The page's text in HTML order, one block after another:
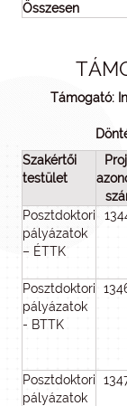
Összesen
Támogató:
Szakértői
testület
Posztdoktori
pályázatok
– ÉTTK
Posztdoktori
pályázatok
- BTTK
Posztdoktori
pályázatok